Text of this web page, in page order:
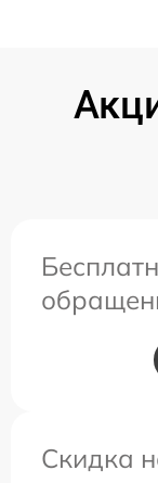
Скидка